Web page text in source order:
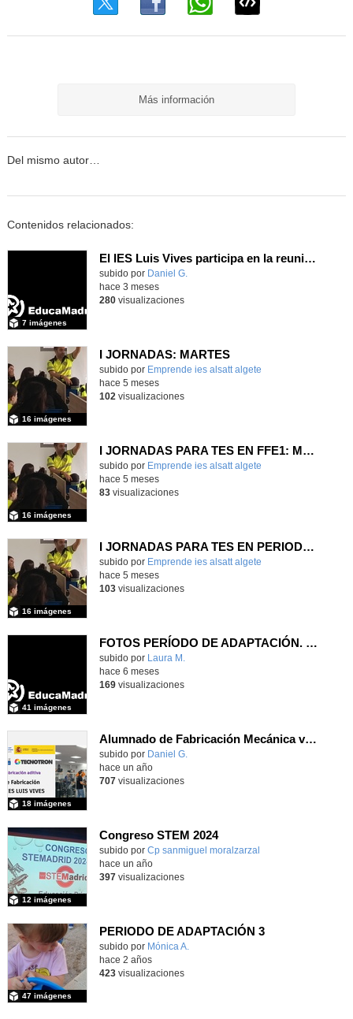
Más información
Del mismo autor…
Contenidos relacionados:
El IES Luis Vives participa en la reunión de coordinación del proyecto de innovación MEFPD - CNC e Industria 4.0
subido por Daniel G.
7 imágenes
hace 3 meses
280visualizaciones
I JORNADAS: MARTES
subido por Emprende ies alsatt algete
16 imágenes
hace 5 meses
102 visualizaciones
I JORNADAS PARA TES EN FFE1: MARTES
Contenido educativo.
subido por Emprende ies alsatt algete
16 imágenes
hace 5 meses
83visualizaciones
I JORNADAS PARA TES EN PERIODO FFE: MARTES
Contenido educativo.
subido por Emprende ies alsatt algete
16 imágenes
hace 5 meses
103visualizaciones
FOTOS PERÍODO DE ADAPTACIÓN. CURSO 25/26
Contenido educativo.
subido por Laura M.
41 imágenes
hace 6 meses
169visualizaciones
Alumnado de Fabricación Mecánica visita el Showroom de 3DZ
subido por Daniel G.
18 imágenes
hace un año
707visualizaciones
Congreso STEM 2024
Contenido educativo.
subido por Cp sanmiguel moralzarzal
12 imágenes
hace un año
397visualizaciones
PERIODO DE ADAPTACIÓN 3
subido por Mónica A.
47 imágenes
hace 2 años
423visualizaciones